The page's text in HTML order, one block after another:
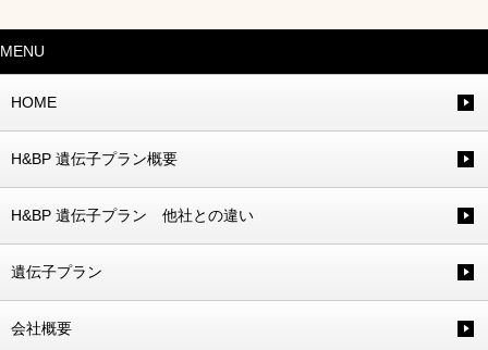
MENU
HOME
H&BP 遺伝子プラン概要
H&BP 遺伝子プラン 他社との違い
遺伝子プラン
会社概要